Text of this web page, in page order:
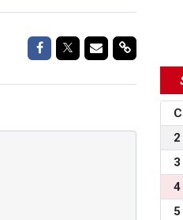
Delen op Facebook
Delen op Twitter
Delen via Mail
Delen link
2
3
4
5